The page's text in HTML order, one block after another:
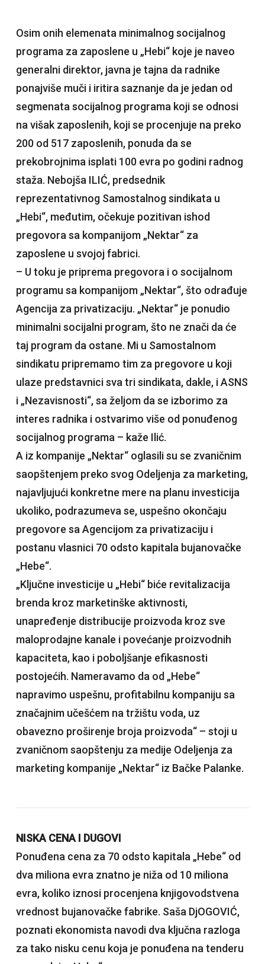
Osim onih elemenata minimalnog socijalnog
programa za zaposlene u „Hebi“ koje je naveo
generalni direktor, javna je tajna da radnike
ponajviše muči i iritira saznanje da je jedan od
segmenata socijalnog programa koji se odnosi
na višak zaposlenih, koji se procenjuje na preko
200 od 517 zaposlenih, ponuda da se
prekobrojnima isplati 100 evra po godini radnog
staža. Nebojša ILIĆ, predsednik
reprezentativnog Samostalnog sindikata u
„Hebi“, međutim, očekuje pozitivan ishod
pregovora sa kompanijom „Nektar“ za
zaposlene u svojoj fabrici.
– U toku je priprema pregovora i o socijalnom
programu sa kompanijom „Nektar“, što odrađuje
Agencija za privatizaciju. „Nektar“ je ponudio
minimalni socijalni program, što ne znači da će
taj program da ostane. Mi u Samostalnom
sindikatu pripremamo tim za pregovore u koji
ulaze predstavnici sva tri sindikata, dakle, i ASNS
i „Nezavisnosti“, sa željom da se izborimo za
interes radnika i ostvarimo više od ponuđenog
socijalnog programa – kaže Ilić.
A iz kompanije „Nektar“ oglasili su se zvaničnim
saopštenjem preko svog Odeljenja za marketing,
najavljujući konkretne mere na planu investicija
ukoliko, podrazumeva se, uspešno okončaju
pregovore sa Agencijom za privatizaciju i
postanu vlasnici 70 odsto kapitala bujanovačke
„Hebe“.
„Ključne investicije u „Hebi“ biće revitalizacija
brenda kroz marketinške aktivnosti,
unapređenje distribucije proizvoda kroz sve
maloprodajne kanale i povećanje proizvodnih
kapaciteta, kao i poboljšanje efikasnosti
postojećih. Nameravamo da od „Hebe“
napravimo uspešnu, profitabilnu kompaniju sa
značajnim učešćem na tržištu voda, uz
obavezno proširenje broja proizvoda“ – stoji u
zvaničnom saopštenju za medije Odeljenja za
marketing kompanije „Nektar“ iz Bačke Palanke.
NISKA CENA I DUGOVI
Ponuđena cena za 70 odsto kapitala „Hebe“ od
dva miliona evra znatno je niža od 10 miliona
evra, koliko iznosi procenjena knjigovodstvena
vrednost bujanovačke fabrike. Saša DjOGOVIĆ,
poznati ekonomista navodi dva ključna razloga
za tako nisku cenu koja je ponuđena na tenderu